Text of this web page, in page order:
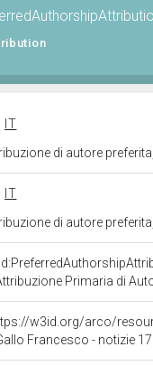
IT
di autore
IT
di autore
Primaria di
w3id.org/arco/
Francesco - notizie